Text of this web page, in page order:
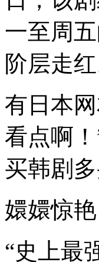
一至周
阶层走红
有日本
看点啊
买韩剧
嬛嬛惊
“史上最